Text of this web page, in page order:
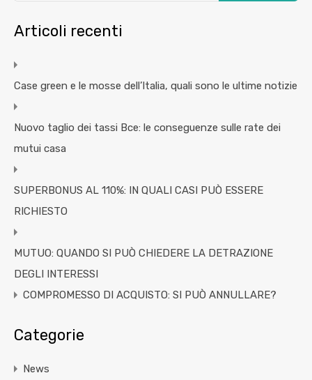
Articoli recenti
Case green e le mosse dell’Italia, quali sono le ultime notizie
Nuovo taglio dei tassi Bce: le conseguenze sulle rate dei
mutui casa
SUPERBONUS AL 110%: IN QUALI CASI PUÒ ESSERE
RICHIESTO
MUTUO: QUANDO SI PUÒ CHIEDERE LA DETRAZIONE
DEGLI INTERESSI
COMPROMESSO DI ACQUISTO: SI PUÒ ANNULLARE?
Categorie
News